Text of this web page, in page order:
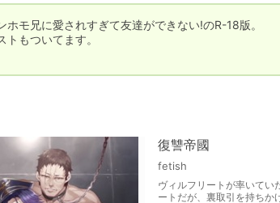
ホモ兄に愛されすぎて友達ができない!のR-18版。
もついてます。
復讐帝國
fetish
ヴィルフリートが率いて
ートだが、裏取引を持ちか